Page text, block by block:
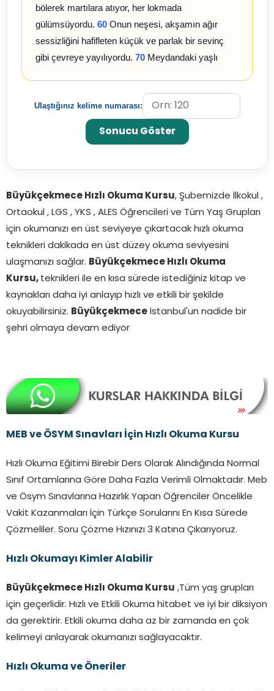
bölerek martılara atıyor, her lokmada
gülümsüyordu. 60 Onun neşesi, akşamın ağır
sessizliğini hafifleten küçük ve parlak bir sevinç
gibi çevreye yayılıyordu. 70 Meydandaki yaşlı
sallanıyordu.80İnsan bazen yalnızca böyle bir
ağacın gölgesinde oturup geçen zamana bakmak
Çünkü bazı sessizlikler, uzun
kokusu, hatıraların kapısını aralayan görünmez
bir anahtar gibiydi.
110Gençliğin aceleyle
yürüdüğü yollar, çoğu zaman dönüp bakıldığında
daha anlamlı görünürdü.
İnsan yaş aldıkça,
bazı şeylerin hızla değil sabırla güzelleştiğini daha
iyi anlardı.130
Bir kitabın yavaşça açılan
sayfaları, dost bir sesin kulağa eğilip usulca
konuşması kadar sıcak gelebilirdi. 140
Belki de bu
yüzden okumak, yalnızca öğrenmek değil aynı
Gecenin ilerleyen saatlerinde sokak lambaları sarı
ışıklarıyla kaldırımlara sessiz daireler çiziyordu.
kendi hikâyesini taşıyan görünmez bir yolcuydu.
unutmak istiyor, kimi de yalnızca biraz huzur
cevaplardan değil, küçük anların sakladığı
derinlikten ibaretti.
Bir pencerenin önünde
duran sardunya, bir fincan çayın buharı, kapı
eşiğinde bekleyen sessiz bir kedi, insana
koyulaştığında gökyüzünde beliren birkaç yıldız,
uzaklığın bile insanı avutabileceğini gösteriyordu.
220Belki umut tam da buydu; karanlık arttığında
bile içimizde sönmeyen küçük bir ışığı
sokaklar dolacak, sesler artacak, hayat kendi
Ulaştığınız kelime numarası:
Sonucu Göster
Büyükçekmece Hızlı Okuma Kursu , Şubemizde İlkokul ,
Ortaokul , LGS , YKS , ALES Öğrencileri ve Tüm Yaş Grupları
için okumanızı en üst seviyeye çıkartacak hızlı okuma
teknikleri dakikada en üst düzey okuma seviyesini
ulaşmanızı sağlar. Büyükçekmece Hızlı Okuma
Kursu, teknikleri ile en kısa sürede istediğiniz kitap ve
kaynakları daha iyi anlayıp hızlı ve etkili bir şekilde
okuyabilirsiniz. Büyükçekmece İstanbul'un nadide bir
şehri olmaya devam ediyor
MEB ve ÖSYM Sınavları İçin Hızlı Okuma Kursu
Hızlı Okuma Eğitimi Birebir Ders Olarak Alındığında Normal
Sınıf Ortamlarına Göre Daha Fazla Verimli Olmaktadır. Meb
ve Ösym Sınavlarına Hazırlık Yapan Öğrenciler Öncelikle
Vakit Kazanmaları İçin Türkçe Sorularını En Kısa Sürede
Çözmeliler. Soru Çözme Hızınızı 3 Katına Çıkarıyoruz.
Hızlı Okumayı Kimler Alabilir
Büyükçekmece Hızlı Okuma Kursu ,Tüm yaş grupları
için geçerlidir. Hızlı ve Etkili Okuma hitabet ve iyi bir diksiyon
da gerektirir. Etkili okuma daha az bir zamanda en çok
kelimeyi anlayarak okumanızı sağlayacaktır.
Hızlı Okuma ve Öneriler